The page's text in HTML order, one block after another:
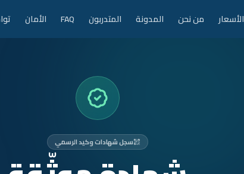
الأسعار من نحن المدونة المتدربون FAQ الأمان
سجل شهادات وكيد الرسمي